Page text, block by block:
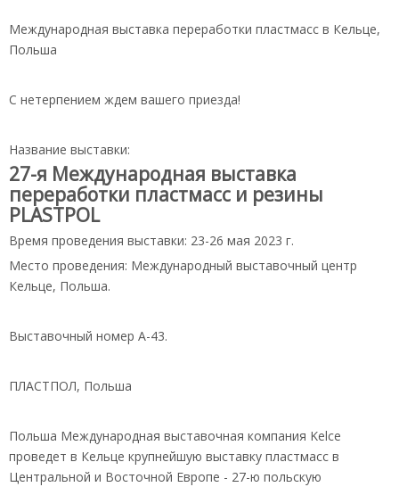
Международная выставка переработки пластмасс в Кельце,
Польша
С нетерпением ждем вашего приезда!
Название выставки:
27-я Международная выставка
переработки пластмасс и резины
PLASTPOL
Время проведения выставки: 23-26 мая 2023 г.
Место проведения: Международный выставочный центр
Кельце, Польша.
Выставочный номер А-43.
ПЛАСТПОЛ, Польша
Польша Международная выставочная компания Kelce
проведет в Кельце крупнейшую выставку пластмасс в
Центральной и Восточной Европе - 27-ю польскую